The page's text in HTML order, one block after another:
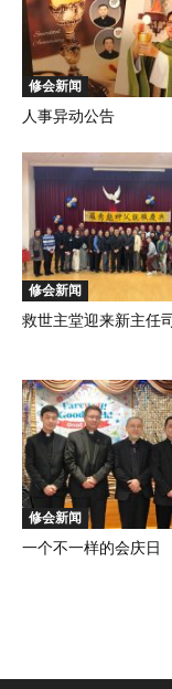
修会新闻
人事异动公告
修会新闻
救世主堂迎来新主任
修会新闻
一个不一样的会庆日